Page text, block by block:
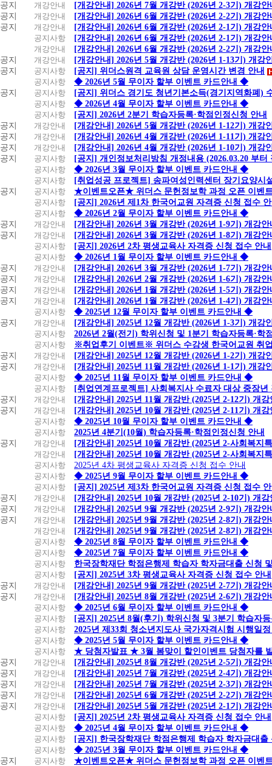
공지
개강안내
[개강안내] 2026년 7월 개강반 (2026년 2-3기) 개강안
공지
개강안내
[개강안내] 2026년 6월 개강반 (2026년 2-2기) 개강안
공지
개강안내
[개강안내] 2026년 6월 개강반 (2026년 2-1기) 개강안
공지사항
[개강안내] 2026년 6월 개강반 (2026년 2-1기) 개강안
개강안내
[개강안내] 2026년 6월 개강반 (2026년 2-2기) 개강안
공지
개강안내
[개강안내] 2026년 5월 개강반 (2026년 1-13기) 개강
공지
공지사항
[공지] 위더스원격 교육원 상담 운영시간 변경 안내
공지사항
◆ 2026년 5월 무이자 할부 이벤트 카드안내 ◆
공지
공지사항
[공지] 위더스 경기도 청년기본소득(경기지역화폐)
공지사항
◆ 2026년 4월 무이자 할부 이벤트 카드안내 ◆
공지사항
[공지] 2026년 2분기 학습자등록·학점인정신청 안내
공지
개강안내
[개강안내] 2026년 5월 개강반 (2026년 1-12기) 개강
공지
개강안내
[개강안내] 2026년 4월 개강반 (2026년 1-11기) 개강
공지
개강안내
[개강안내] 2026년 4월 개강반 (2026년 1-10기) 개강
공지
공지사항
[공지] 개인정보처리방침 개정내용 (2026.03.20 부터
공지사항
◆ 2026년 3월 무이자 할부 이벤트 카드안내 ◆
공지사항
[취업성공 프로젝트] 송파여성인력센터 장기요양시
공지
공지사항
★이벤트오픈★ 위더스 문헌정보학 과정 오픈 이벤
공지사항
[공지] 2026년 제1차 한국어교원 자격증 신청 접수
공지사항
◆ 2026년 2월 무이자 할부 이벤트 카드안내 ◆
공지
개강안내
[개강안내] 2026년 3월 개강반 (2026년 1-9기) 개강안
공지
개강안내
[개강안내] 2026년 3월 개강반 (2026년 1-8기) 개강안
공지사항
[공지] 2026년 2차 평생교육사 자격증 신청 접수 안내
공지사항
◆ 2026년 1월 무이자 할부 이벤트 카드안내 ◆
공지
개강안내
[개강안내] 2026년 3월 개강반 (2026년 1-7기) 개강안
공지
개강안내
[개강안내] 2026년 2월 개강반 (2026년 1-6기) 개강안
공지
개강안내
[개강안내] 2026년 1월 개강반 (2026년 1-5기) 개강안
공지
개강안내
[개강안내] 2026년 1월 개강반 (2026년 1-4기) 개강안
공지사항
◆ 2025년 12월 무이자 할부 이벤트 카드안내 ◆
공지
개강안내
[개강안내] 2025년 12월 개강반 (2026년 1-3기) 개강
공지사항
2026년 2월(전기) 학위신청 및 1분기 학습자등록·학
공지사항
※취업후기 이벤트※ 위더스 수강생 한국어교원 취
공지
개강안내
[개강안내] 2025년 12월 개강반 (2026년 1-2기) 개강
공지
개강안내
[개강안내] 2025년 11월 개강반 (2026년 1-1기) 개강
공지사항
◆ 2025년 11월 무이자 할부 이벤트 카드안내 ◆
공지사항
[취업연계프로젝트] 사회복지사 수료자 대상 중장
공지
개강안내
[개강안내] 2025년 11월 개강반 (2025년 2-12기) 개강
공지
개강안내
[개강안내] 2025년 10월 개강반 (2025년 2-11기) 개강
공지사항
◆ 2025년 10월 무이자 할부 이벤트 카드안내 ◆
공지사항
2025년 4분기(10월) 학습자등록·학점인정신청 안내
공지
개강안내
[개강안내] 2025년 10월 개강반 (2025년 2-사회복지
개강안내
[개강안내] 2025년 10월 개강반 (2025년 2-사회복지
공지사항
2025년 4차 평생교육사 자격증 신청 접수 안내
공지사항
◆ 2025년 9월 무이자 할부 이벤트 카드안내 ◆
공지사항
[공지] 2025년 제3차 한국어교원 자격증 신청 접수
공지
개강안내
[개강안내] 2025년 10월 개강반 (2025년 2-10기) 개강
공지
개강안내
[개강안내] 2025년 9월 개강반 (2025년 2-9기) 개강안
공지
개강안내
[개강안내] 2025년 9월 개강반 (2025년 2-8기) 개강안
개강안내
[개강안내] 2025년 9월 개강반 (2025년 2-8기) 개강안
공지사항
◆ 2025년 8월 무이자 할부 이벤트 카드안내 ◆
공지사항
◆ 2025년 7월 무이자 할부 이벤트 카드안내 ◆
공지사항
한국장학재단 학점은행제 학습자 학자금대출 신청
공지사항
[공지] 2025년 3차 평생교육사 자격증 신청 접수 안내
공지
개강안내
[개강안내] 2025년 9월 개강반 (2025년 2-7기) 개강안
공지
개강안내
[개강안내] 2025년 8월 개강반 (2025년 2-6기) 개강안
공지사항
◆ 2025년 6월 무이자 할부 이벤트 카드안내 ◆
공지사항
[공지] 2025년 8월(후기) 학위신청 및 3분기 학습자
공지사항
2025년 제33회 청소년지도사 국가자격시험 시행일
공지사항
◆ 2025년 5월 무이자 할부 이벤트 카드안내 ◆
공지사항
★ 당첨자발표 ★ 3월 봄맞이 할인이벤트 당첨자를
공지
개강안내
[개강안내] 2025년 8월 개강반 (2025년 2-5기) 개강안
공지
개강안내
[개강안내] 2025년 7월 개강반 (2025년 2-4기) 개강안
공지
개강안내
[개강안내] 2025년 7월 개강반 (2025년 2-3기) 개강안
공지
개강안내
[개강안내] 2025년 6월 개강반 (2025년 2-2기) 개강안
공지
개강안내
[개강안내] 2025년 5월 개강반 (2025년 2-1기) 개강안
공지사항
[공지] 2025년 2차 평생교육사 자격증 신청 접수 안내
공지사항
◆ 2025년 4월 무이자 할부 이벤트 카드안내 ◆
공지사항
[공지] 한국장학재단 학점은행제 학습자 학자금대출
공지사항
◆ 2025년 3월 무이자 할부 이벤트 카드안내 ◆
공지
공지사항 ★이벤트오픈★ 위더스 문헌정보학 과정 오픈 이벤